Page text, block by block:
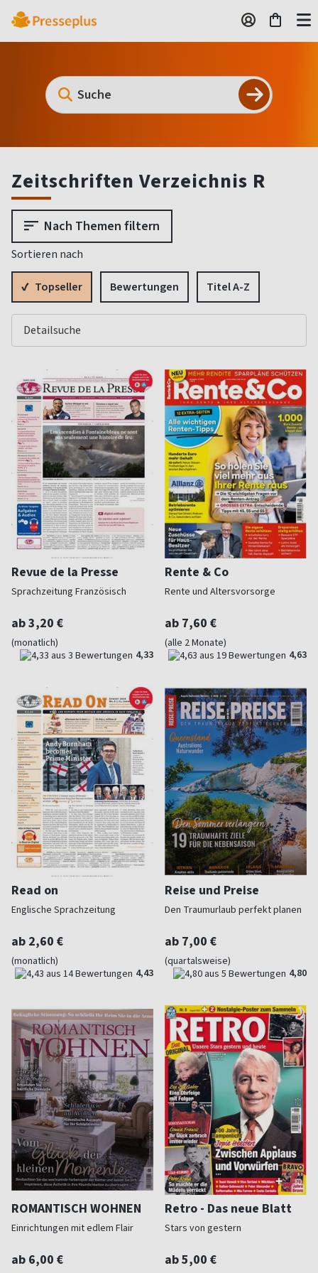
Zeitschriften Verzeichnis R
Nach Themen filtern
Sortieren nach
Topseller Bewertungen Titel A-Z
Revue de la Presse
Sprachzeitung Französisch
ab 3,20 €
(monatlich)
4,33
Rente & Co
Rente und Altersvorsorge
ab 7,60 €
(alle 2 Monate)
4,63
Read on
Englische Sprachzeitung
ab 2,60 €
(monatlich)
4,43
Reise und Preise
Den Traumurlaub perfekt planen
ab 7,00 €
(quartalsweise)
4,80
ROMANTISCH WOHNEN
Einrichtungen mit edlem Flair
ab 6,00 €
Retro - Das neue Blatt
Stars von gestern
ab 5,00 €